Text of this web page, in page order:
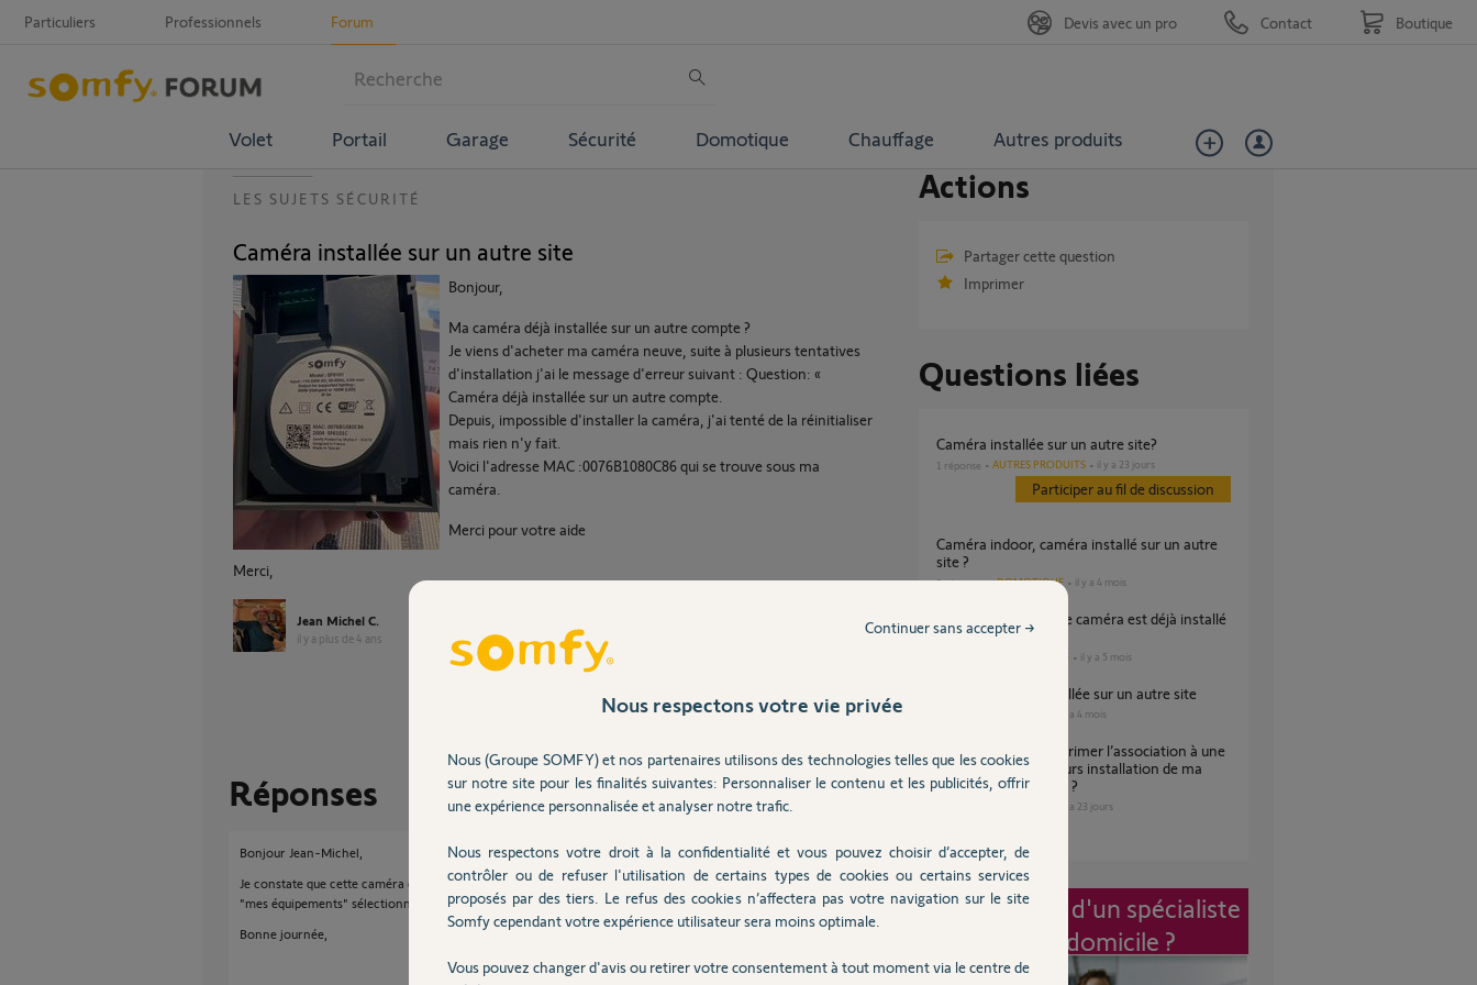
Particuliers Professionnels Forum
Volet Portail Garage Sécurité Domotique Chauffage Autres produits
Devis avec un pro Contact Boutique
LES SUJETS SÉCURITÉ
Caméra installée sur un autre site
Bonjour,
Ma caméra déjà installée sur un autre compte ?
Je viens d'acheter ma caméra neuve, suite à plusieurs tentatives
d'installation j'ai le message d'erreur suivant : Question: «
Caméra déjà installée sur un autre compte.
Depuis, impossible d'installer la caméra, j'ai tenté de la réinitialiser
mais rien n'y fait.
Voici l'adresse MAC :0076B1080C86 qui se trouve sous ma
caméra.
Merci pour votre aide
Merci,
Jean Michel C.
il y a plus de 4 ans
Partager cette question
Réponses
Bonjour Jean-Michel,
Je constate que cette caméra est déjà installée sur votre compte.Veuillez vous rendre dans
"mes équipements" sélectionner votre caméra et faire un changement de réseau wifi.
Bonne journée,
Actions
Partager cette question
Imprimer
Questions liées
Caméra installée sur un autre site?
1 réponse AUTRES PRODUITS il y a 23 jours
Participer au fil de discussion
Caméra indoor, caméra installé sur un autre
site ?
9réponses DOMOTIQUE il y a 4 mois
sur un autre site ?
DOMOTIQUE il y a 5 mois
Caméra indoor installée sur un autre site
il y a 4 mois
adresse après plusieurs installation de ma
Caméra toute neuve ?
il y a 23 jours
Intervention d'un spécialiste
à mon domicile ?
Nous respectons votre vie privée
Nous (Groupe SOMFY) et nos partenaires utilisons des technologies telles que les cookies
sur notre site pour les finalités suivantes: Personnaliser le contenu et les publicités, offrir
une expérience personnalisée et analyser notre trafic.
Nous respectons votre droit à la confidentialité et vous pouvez choisir d’accepter, de
contrôler ou de refuser l'utilisation de certains types de cookies ou certains services
proposés par des tiers. Le refus des cookies n’affectera pas votre navigation sur le site
Somfy cependant votre expérience utilisateur sera moins optimale.
Vous pouvez changer d'avis ou retirer votre consentement à tout moment via le centre de
Continuer sans accepter →